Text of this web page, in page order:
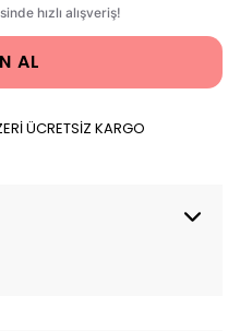
AL
ÜCRETSİZ KARGO